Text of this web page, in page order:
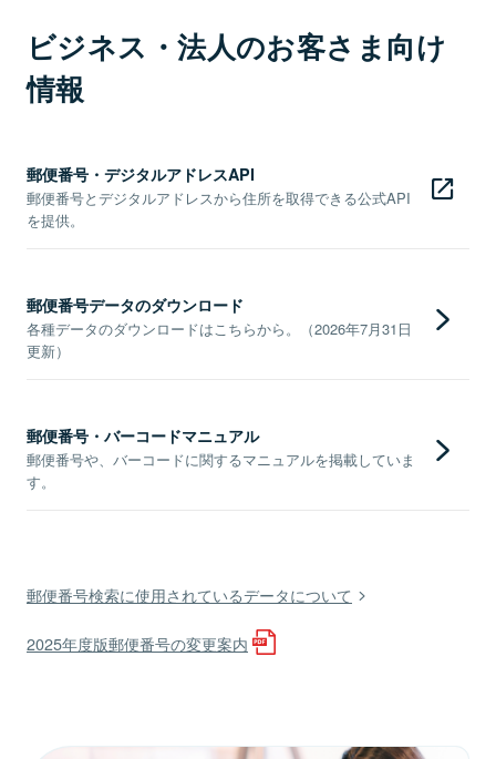
ビジネス・法人のお客さま向け
情報
郵便番号・デジタルアドレスAPI
郵便番号とデジタルアドレスから住所を取得できる公式API
を提供。
郵便番号データのダウンロード
各種データのダウンロードはこちらから。（2026年7月31日
更新）
郵便番号・バーコードマニュアル
郵便番号や、バーコードに関するマニュアルを掲載していま
す。
郵便番号検索に使用されているデータについて
2025年度版郵便番号の変更案内